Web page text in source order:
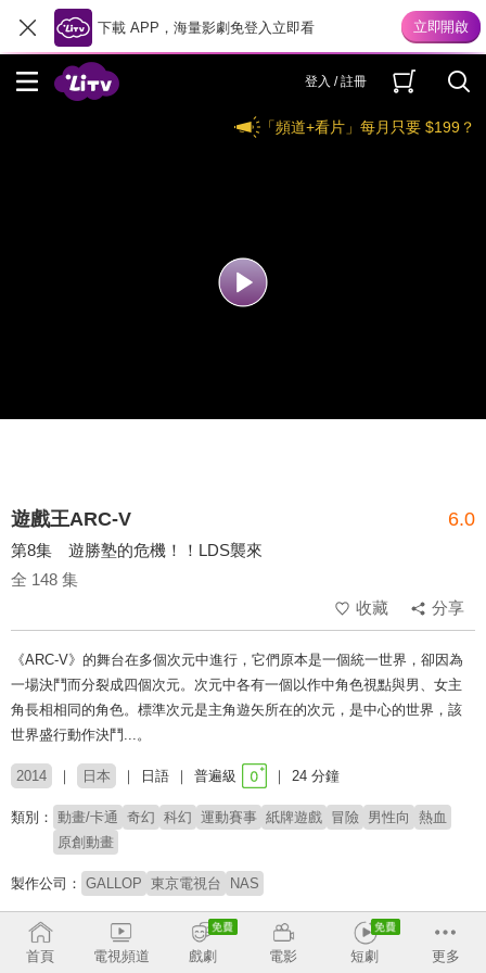
下載 APP，海量影劇免登入立即看
登入 / 註冊
「頻道+看片」每月只要 $199？
遊戲王ARC-V 6.0
第8集 遊勝塾的危機！！LDS襲來
全 148 集
收藏
分享
《ARC-V》的舞台在多個次元中進行，它們原本是一個統一世界，卻因為
一場決鬥而分裂成四個次元。次元中各有一個以作中角色視點與男、女主
角長相相同的角色。標準次元是主角遊矢所在的次元，是中心的世界，該
世界盛行動作決鬥...。
2014 日本 日語 普遍級 24 分鐘
類別： 動畫/卡通 奇幻 科幻 運動賽事 紙牌遊戲 冒險 男性向
熱血
原創動畫
製作公司： GALLOP 東京電視台 NAS
導演： 小野勝巳
配音： 小野賢章 稻村優奈 高木萬平 高木心平 大林洋平
首頁 電視頻道 戲劇 電影 短劇 更多